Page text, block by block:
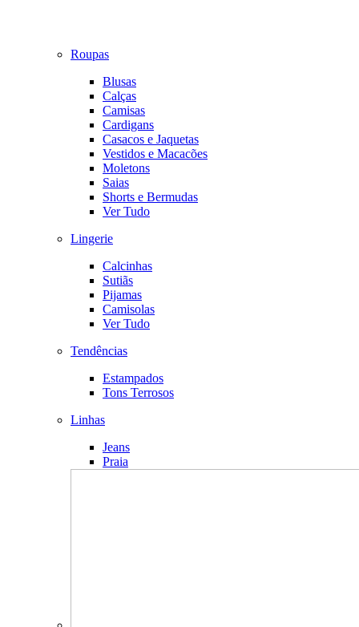
Roupas
Blusas
Calças
Camisas
Cardigans
Casacos e Jaquetas
Vestidos e Macacões
Moletons
Saias
Shorts e Bermudas
Ver Tudo
Lingerie
Calcinhas
Sutiãs
Pijamas
Camisolas
Ver Tudo
Tendências
Estampados
Tons Terrosos
Linhas
Jeans
Praia